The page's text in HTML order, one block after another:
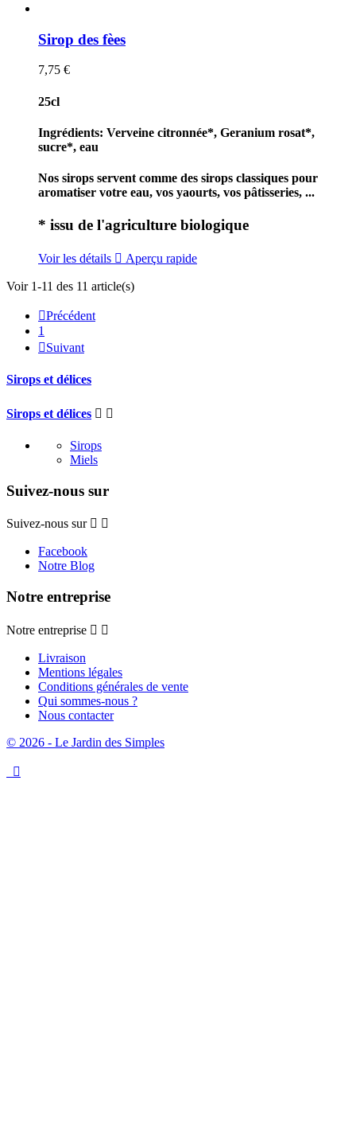
Sirop des fèes
7,75 €
25cl
Ingrédients: Verveine citronnée*, Geranium rosat*,
sucre*, eau
Nos sirops servent comme des sirops classiques pour
aromatiser votre eau, vos yaourts, vos pâtisseries, ...
* issu de l'agriculture biologique
Voir les détails  Aperçu rapide
Voir 1-11 des 11 article(s)
Précédent
1
Suivant
Sirops et délices
Sirops et délices  
Sirops
Miels
Suivez-nous sur
Suivez-nous sur  
Facebook
Notre Blog
Notre entreprise
Notre entreprise  
Livraison
Mentions légales
Conditions générales de vente
Qui sommes-nous ?
Nous contacter
© 2026 - Le Jardin des Simples
